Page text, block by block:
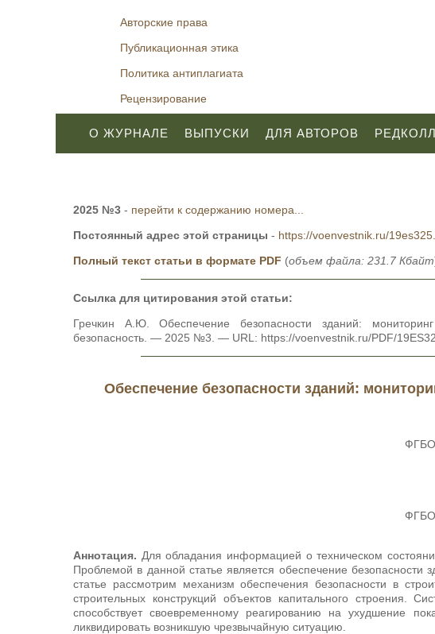
Авторские права
Публикационная этика
Политика антиплагиата
Рецензирование
О ЖУРНАЛЕ ВЫПУСКИ ДЛЯ АВТОРОВ
2025 №3 - перейти к содержанию номера...
Постоянный адрес этой страницы - https://voenvestnik.ru/
Полный текст статьи в формате PDF (объем файла: 231.7 Кбайт
Ссылка для цитирования этой статьи:
Гречкин А.Ю. Обеспечение безопасности зданий:
безопасность. — 2025 №3. — URL: https://voenvestnik.ru/PDF/
Обеспечение безопасности зданий:
Аннотация. Для обладания информацией о техническом
Проблемой в данной статье является обеспечение
статье рассмотрим механизм обеспечения безопасности в
строительных конструкций объектов капитального строения.
способствует своевременному реагированию на ухудшение
ликвидировать возникшую чрезвычайную ситуацию.